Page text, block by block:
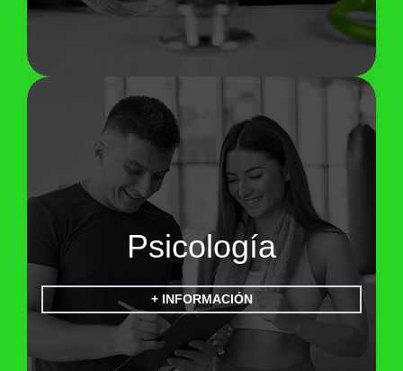
Psicología
+ INFORMACIÓN